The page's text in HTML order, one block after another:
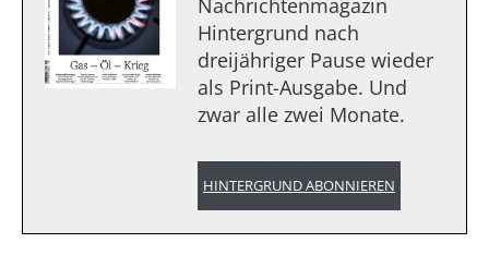
Nachrichtenmagazin
Hintergrund nach
dreijähriger Pause wieder
als Print-Ausgabe. Und
zwar alle zwei Monate.
HINTERGRUND ABONNIEREN